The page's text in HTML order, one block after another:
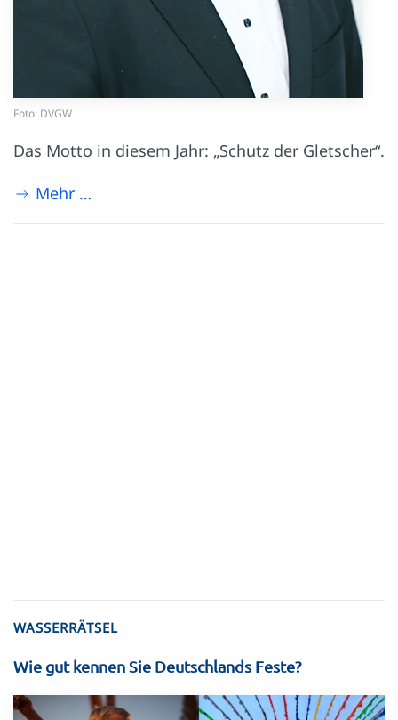
Foto: DVGW
Das Motto in diesem Jahr: „Schutz der Gletscher“.
Mehr …
WASSERRÄTSEL
Wie gut kennen Sie Deutschlands Feste?